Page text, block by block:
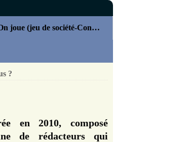
On joue (jeu de société-Concours)
?
en 2010, composé
de rédacteurs qui